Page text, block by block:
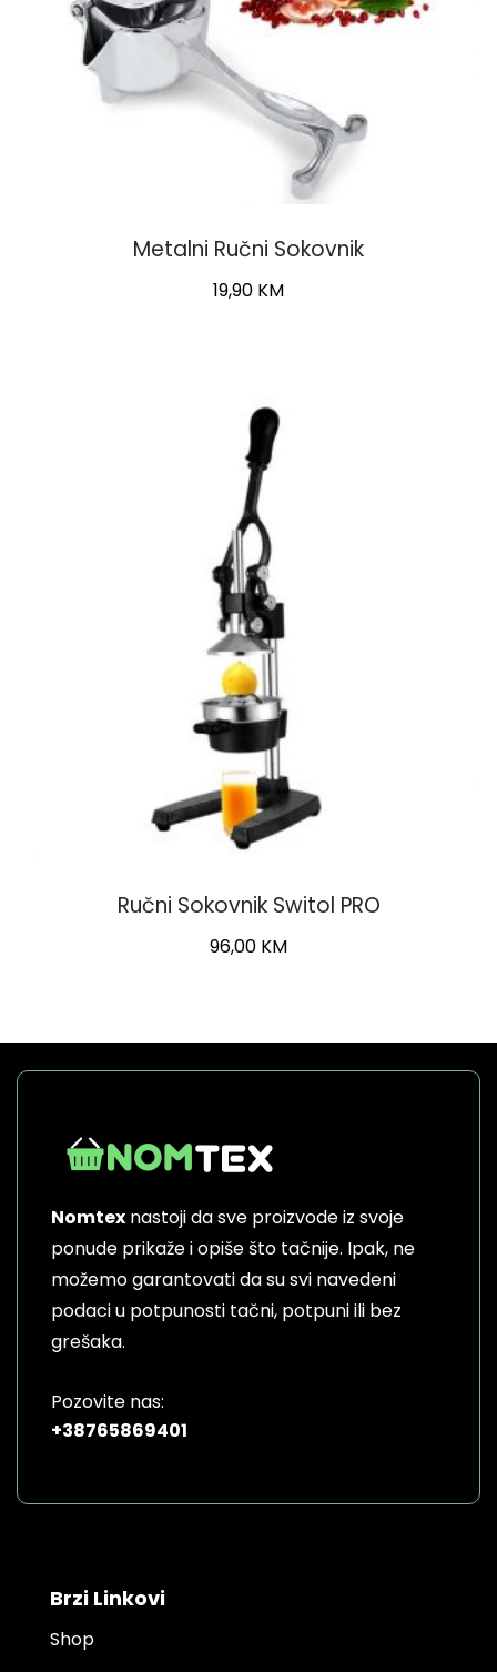
Metalni Ručni Sokovnik
19,90 KM
Ručni Sokovnik Switol PRO
96,00 KM
Nomtex nastoji da sve proizvode iz svoje
ponude prikaže i opiše što tačnije. Ipak, ne
možemo garantovati da su svi navedeni
podaci u potpunosti tačni, potpuni ili bez
grešaka.
Pozovite nas:
+38765869401
Brzi Linkovi
Shop